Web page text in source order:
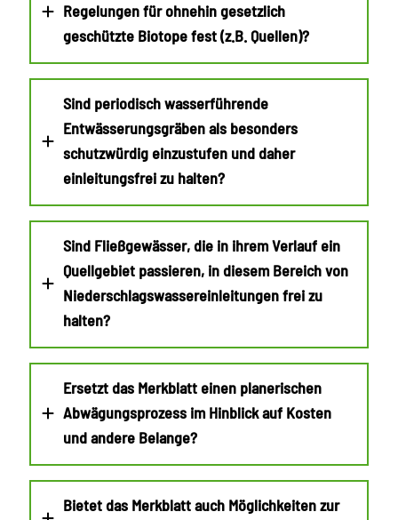
Regelungen für ohnehin gesetzlich
geschützte Biotope fest (z.B. Quellen)?
Sind periodisch wasserführende
Entwässerungsgräben als besonders
schutzwürdig einzustufen und daher
einleitungsfrei zu halten?
Sind Fließgewässer, die in ihrem Verlauf ein
Quellgebiet passieren, in diesem Bereich von
Niederschlagswassereinleitungen frei zu
halten?
Ersetzt das Merkblatt einen planerischen
Abwägungsprozess im Hinblick auf Kosten
und andere Belange?
Bietet das Merkblatt auch Möglichkeiten zur